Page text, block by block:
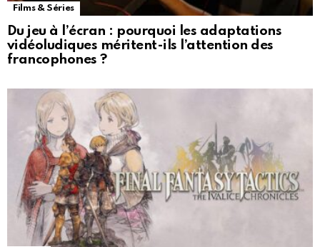
Films & Séries
Du jeu à l’écran : pourquoi les adaptations
vidéoludiques méritent-ils l’attention des
francophones ?